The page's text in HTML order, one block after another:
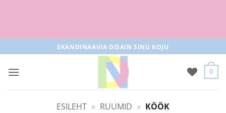
to
content
SKANDINAAVIA DISAIN SINU KOJU
0
ESILEHT » RUUMID » KÖÖK